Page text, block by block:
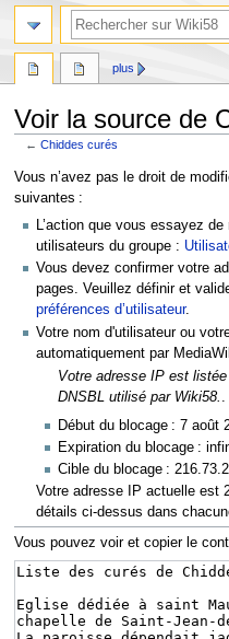
Voir la source de
←Chiddes curés
Aller
à
navigation
Aller
à
recherche
Vous n’avez pas le droit de
suivantes :
L’action que vous essayez de
utilisateurs du groupe :
Vous devez confirmer votre
pages. Veuillez définir et
préférences d’utilisateur.
Votre nom d'utilisateur ou
automatiquement par
Votre adresse IP est
DNSBL utilisé par Wiki58. .
Début du blocage : 7 août
Expiration du blocage :
Cible du blocage :
Votre adresse IP actuelle est
détails ci-dessus dans
Vous pouvez voir et copier le
plus